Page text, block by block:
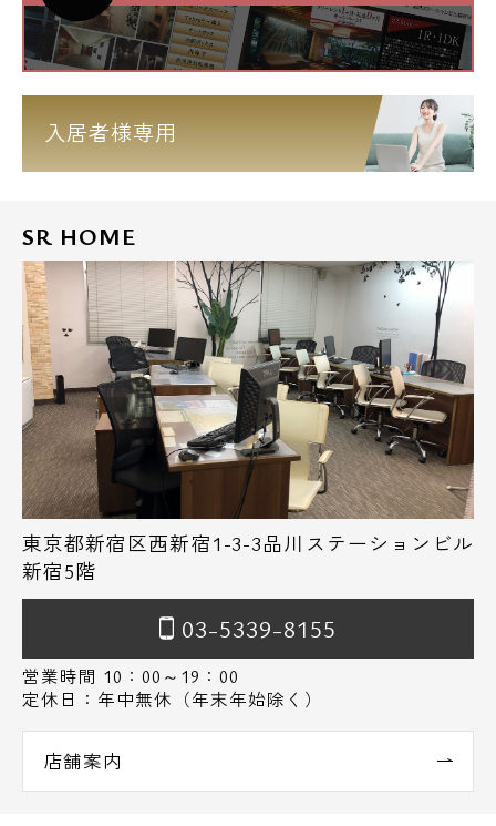
入居者様専用
SR HOME
東京都新宿区西新宿1-3-3品川ステーションビル
新宿5階
03-5339-8155
営業時間 10：00～19：00
定休日：年中無休（年末年始除く）
店舗案内